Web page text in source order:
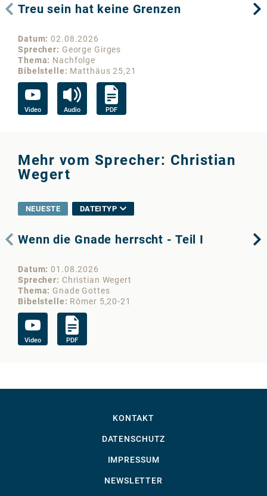
Treu sein hat keine Grenzen
Datum 02.08.2026
Sprecher
George Girges
Thema
Nachfolge
Bibelstelle
Matthäus 25,21
Video Audio PDF
Mehr vom Sprecher: Christian
Wegert
NEUESTE DATEITYP
Wenn die Gnade herrscht - Teil I
Datum 01.08.2026
Sprecher
Christian Wegert
Thema
Gnade Gottes
Bibelstelle
Römer 5,20-21
Video PDF
KONTAKT
DATENSCHUTZ
IMPRESSUM
NEWSLETTER